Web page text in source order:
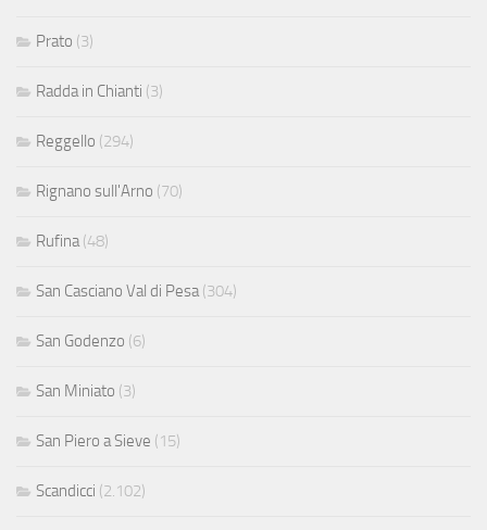
Prato (3)
Radda in Chianti (3)
Reggello (294)
Rignano sull'Arno (70)
Rufina(48)
San Casciano Val di Pesa(304)
San Godenzo (6)
San Miniato (3)
San Piero a Sieve (15)
Scandicci (2.102)